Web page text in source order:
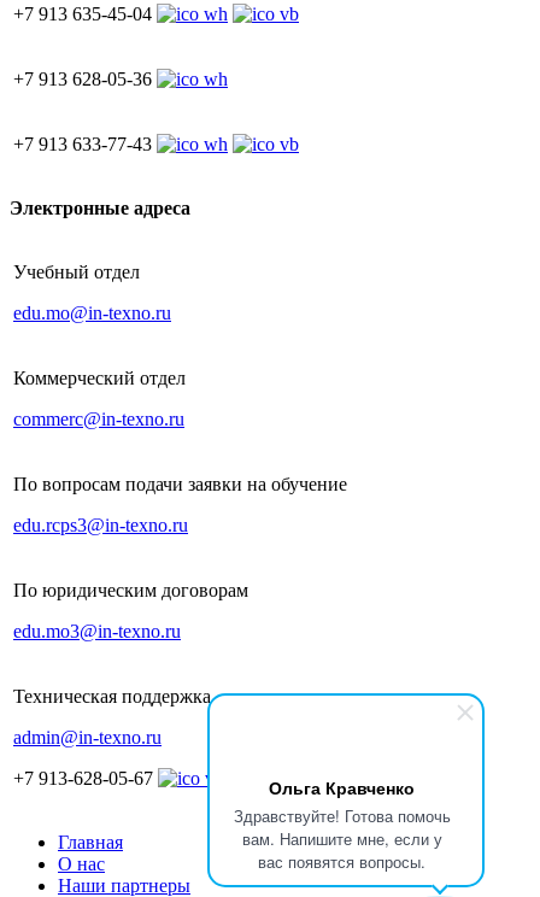
Ольга Кравченко
Здравствуйте! Готова помочь
вам. Напишите мне, если у
вас появятся вопросы.
+7 913 635-45-04
+7 913 628-05-36
+7 913 633-77-43
Электронные адреса
Учебный отдел
edu.mo@in-texno.ru
Коммерческий отдел
commerc@in-texno.ru
По вопросам подачи заявки на обучение
edu.rcps3@in-texno.ru
По юридическим договорам
edu.mo3@in-texno.ru
Техническая поддержка
admin@in-texno.ru
+7 913-628-05-67
Главная
О нас
Наши партнеры